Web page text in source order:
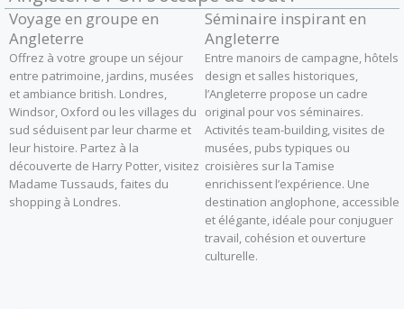
Voyage en groupe en
Angleterre
Offrez à votre groupe un séjour
entre patrimoine, jardins, musées
et ambiance british. Londres,
Windsor, Oxford ou les villages du
sud séduisent par leur charme et
leur histoire. Partez à la
découverte de Harry Potter, visitez
Madame Tussauds, faites du
shopping à Londres.
Séminaire inspirant en
Angleterre
Entre manoirs de campagne, hôtels
design et salles historiques,
l’Angleterre propose un cadre
original pour vos séminaires.
Activités team-building, visites de
musées, pubs typiques ou
croisières sur la Tamise
enrichissent l’expérience. Une
destination anglophone, accessible
et élégante, idéale pour conjuguer
travail, cohésion et ouverture
culturelle.